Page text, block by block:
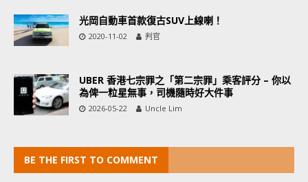
光岡自動車首款復古SUV上線喇！
2020-11-02 判官
UBER 香港七宗罪之「第二宗罪」乘客評分 – 你以
為俾一粒星無事，司機隨時好大件事
2026-05-22 Uncle Lim
BE THE FIRST TO COMMENT